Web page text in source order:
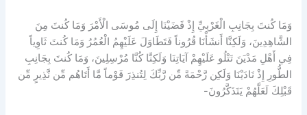
وَمَا كُنتَ بِجَانِبِ الْغَرْبِيِّ إِذْ قَضَيْنَا إِلَى مُوسَى الْأَمْرَ وَمَا كُنتَ مِنَ
الشَّاهِدِينَ، وَلَكِنَّا أَنشَأْنَا قُرُوناً فَتَطَاوَلَ عَلَيْهِمُ الْعُمُرُ وَمَا كُنتَ ثَاوِياً
فِي أَهْلِ مَدْيَنَ تَتْلُو عَلَيْهِمْ آيَاتِنَا وَلَكِنَّا كُنَّا مُرْسِلِينَ، وَمَا كُنتَ بِجَانِبِ
الطُّورِ إِذْ نَادَيْنَا وَلَكِن رَّحْمَةً مِّن رَّبِّكَ لِتُنذِرَ قَوْماً مَّا أَتَاهُم مِّن نَّذِيرٍ مِّن
قَبْلِكَ لَعَلَّهُمْ يَتَذَكَّرُونَ-